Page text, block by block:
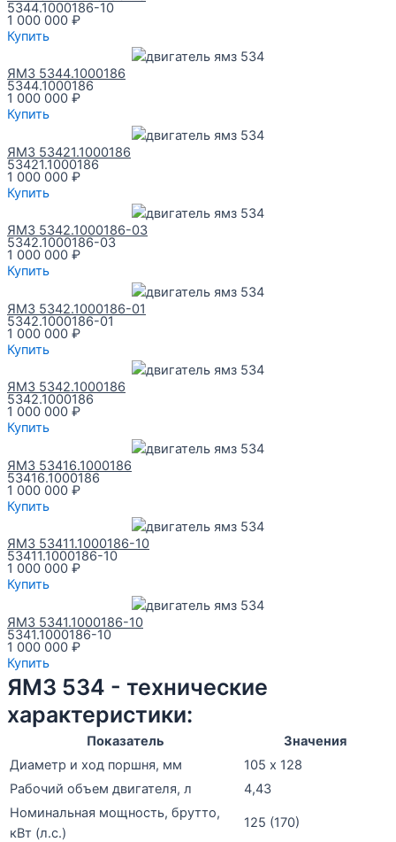
5344.1000186-10
1 000 000 ₽
Купить
ЯМЗ 5344.1000186
5344.1000186
1 000 000 ₽
Купить
ЯМЗ 53421.1000186
53421.1000186
1 000 000 ₽
Купить
ЯМЗ 5342.1000186-03
5342.1000186-03
1 000 000 ₽
Купить
ЯМЗ 5342.1000186-01
5342.1000186-01
1 000 000 ₽
Купить
ЯМЗ 5342.1000186
5342.1000186
1 000 000 ₽
Купить
ЯМЗ 53416.1000186
53416.1000186
1 000 000 ₽
Купить
ЯМЗ 53411.1000186-10
53411.1000186-10
1 000 000 ₽
Купить
ЯМЗ 5341.1000186-10
5341.1000186-10
1 000 000 ₽
Купить
ЯМЗ 534 - технические
характеристики:
Показатель
Значения
Диаметр и ход поршня, мм
105 х 128
Рабочий объем двигателя, л
4,43
Номинальная мощность, брутто,
кВт (л.с.)
125 (170)